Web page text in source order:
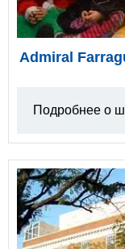
Admiral
Подробнее о